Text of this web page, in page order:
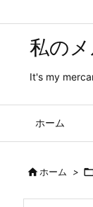
私の
It's my
ホーム
ホーム >